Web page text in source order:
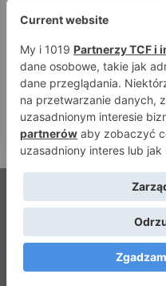
Menedżer Gaethje
zakończył karierę
7 sierpnia 2026
Vitalii Yakymenko będzie
Marcello Morelli przed
© Strefamma.pl 2026,
Home